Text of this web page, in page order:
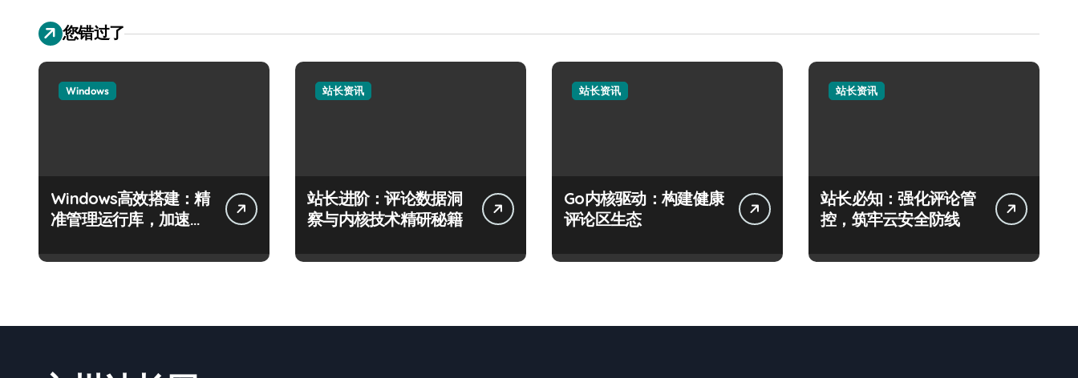
您错过了
Windows
Windows高效搭建：精
准管理运行库，加速创
站长资讯
站长进阶：评论数据洞
察与内核技术精研秘籍
站长资讯
Go内核驱动：构建健康
评论区生态
站长资讯
站长必知：强化评论管
控，筑牢云安全防线